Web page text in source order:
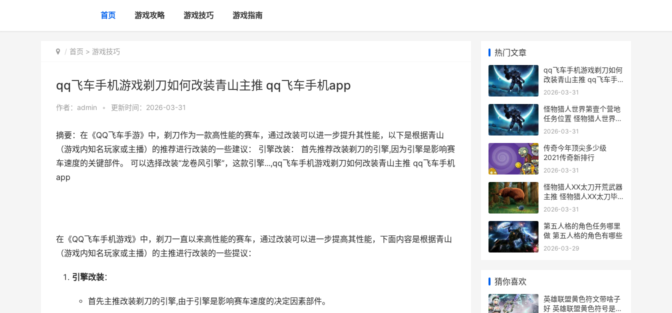
首页 游戏攻略 游戏技巧 游戏指南
首页 > 游戏技巧
qq飞车手机游戏剃刀如何改装青山主推 qq飞车手机app
作者： admin • 更新时间：2026-03-31
摘要：在《QQ飞车手游》中，剃刀作为一款高性能的赛车，通过改装可以进一步提升其性能，以下是根据青山
（游戏内知名玩家或主播）的推荐进行改装的一些建议： 引擎改装： 首先推荐改装剃刀的引擎,因为引擎是影响赛
车速度的关键部件。 可以选择改装“龙卷风引擎”，这款引擎...,qq飞车手机游戏剃刀如何改装青山主推 qq飞车手机
app
在《QQ飞车手机游戏》中，剃刀一直以来高性能的赛车，通过改装可以进一步提高其性能，下面内容是根据青山
（游戏内知名玩家或主播）的主推进行改装的一些提议：
引擎改装：
首先主推改装剃刀的引擎,由于引擎是影响赛车速度的决定因素部件。
热门文章
qq飞车手机游戏剃刀如何
改装青山主推 qq飞车手
机app
2026-03-31
怪物猎人世界第壹个营地
任务位置 怪物猎人世界第
一个地图叫什么
2026-03-31
传奇今年顶尖多少级
2021传奇新排行
2026-03-31
怪物猎人XX太刀开荒武器
主推 怪物猎人XX太刀毕
业套装是什么装备
2026-03-31
第五人格的角色任务哪里
做 第五人格的角色有哪些
2026-03-29
猜你喜欢
英雄联盟黄色符文带啥子
好 英雄联盟黄色符号是什